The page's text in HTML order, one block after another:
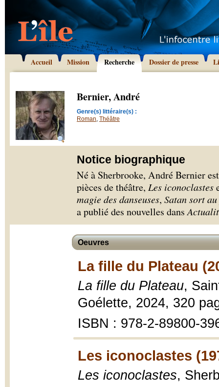
Accueil Mission Recherche Dossier de presse
Bernier, André
Genre(s) littéraire(s) :
Roman, Théâtre
Notice biographique
Né à Sherbrooke, André Bernier
pièces de théâtre, Les iconoclastes
magie des danseuses, Satan sort
a publié des nouvelles dans
Oeuvres
La fille du Plateau
La fille du Plateau,
Goélette, 2024, 320
ISBN : 978-2-89800-
Les iconoclastes
Les iconoclastes,